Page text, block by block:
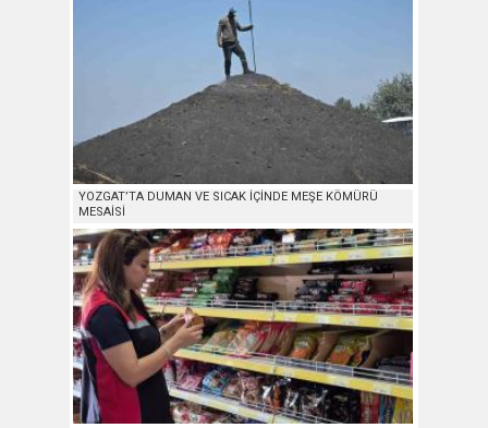
YOZGAT’TA DUMAN VE SICAK İÇİNDE MEŞE KÖMÜRÜ
MESAİSİ